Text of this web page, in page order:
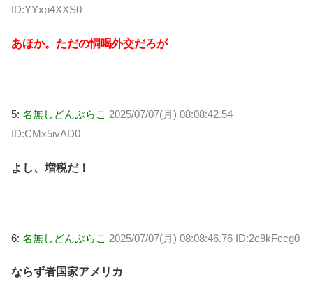
ID:YYxp4XXS0
あほか。ただの恫喝外交だろが
5: 名無しどんぶらこ 2025/07/07(月) 08:08:42.54
ID:CMx5ivAD0
よし、増税だ！
6: 名無しどんぶらこ 2025/07/07(月) 08:08:46.76 ID:2c9kFccg0
ならず者国家アメリカ